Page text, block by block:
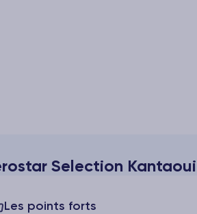
Selection
Les points forts